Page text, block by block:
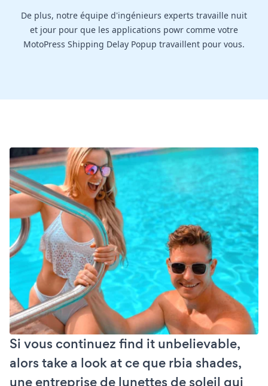
De plus, notre équipe d'ingénieurs experts travaille nuit
et jour pour que les applications powr comme votre
MotoPress Shipping Delay Popup travaillent pour vous.
Si vous continuez find it unbelievable,
alors take a look at ce que rbia shades,
une entreprise de lunettes de soleil qui